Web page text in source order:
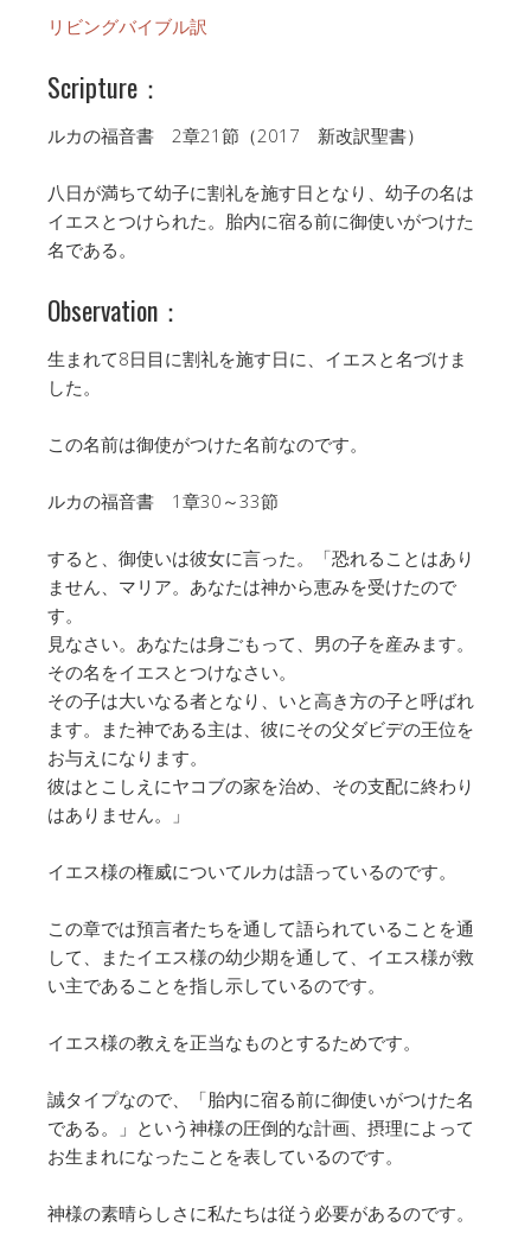
リビングバイブル訳
Scripture：
ルカの福音書 2章21節（2017 新改訳聖書）
八日が満ちて幼子に割礼を施す日となり、幼子の名は
イエスとつけられた。胎内に宿る前に御使いがつけた
名である。
Observation：
生まれて8日目に割礼を施す日に、イエスと名づけま
した。
この名前は御使がつけた名前なのです。
ルカの福音書 1章30～33節
すると、御使いは彼女に言った。「恐れることはあり
ません、マリア。あなたは神から恵みを受けたので
す。
見なさい。あなたは身ごもって、男の子を産みます。
その名をイエスとつけなさい。
その子は大いなる者となり、いと高き方の子と呼ばれ
ます。また神である主は、彼にその父ダビデの王位を
お与えになります。
彼はとこしえにヤコブの家を治め、その支配に終わり
はありません。」
イエス様の権威についてルカは語っているのです。
この章では預言者たちを通して語られていることを通
して、またイエス様の幼少期を通して、イエス様が救
い主であることを指し示しているのです。
イエス様の教えを正当なものとするためです。
誠タイプなので、「胎内に宿る前に御使いがつけた名
である。」という神様の圧倒的な計画、摂理によって
お生まれになったことを表しているのです。
神様の素晴らしさに私たちは従う必要があるのです。